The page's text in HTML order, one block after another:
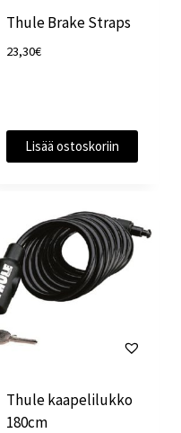
Thule Brake Straps
23,30€
Lisää ostoskoriin
Thule kaapelilukko
180cm